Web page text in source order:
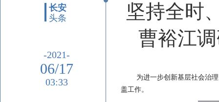
长安
头条
-2021-
06/17
03:33
坚持全时
曹裕江
为进一步创新基层社会治
盖工作。